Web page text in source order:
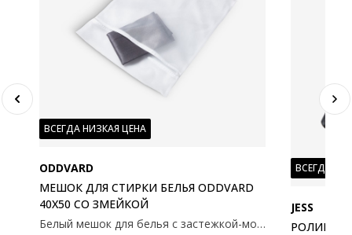
ВСЕГДА НИЗКАЯ ЦЕНА
ODDVARD
МЕШОК ДЛЯ СТИРКИ БЕЛЬЯ ODDVARD
40X50 СО ЗМЕЙКОЙ
Белый мешок для белья с застежкой-молнией. Предназначен для защиты деликатного белья. Изготовлен из прочной полиэстеровой сетки. Стирать при 60°C. 40x50 см
ВСЕГДА
JESS
РОЛИК